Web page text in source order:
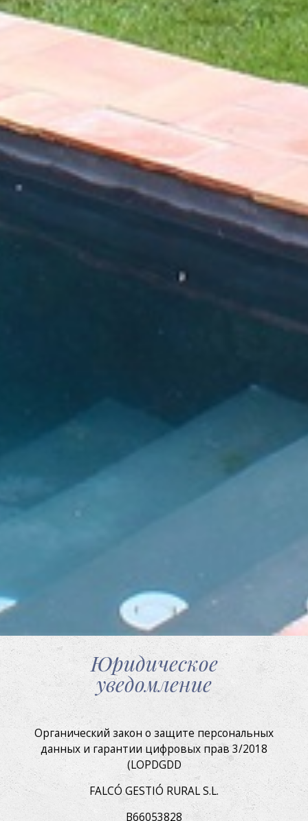
Масия
Номера
Контакты
Юридическое
уведомление
Органический закон о защите персональных
данных и гарантии цифровых прав 3/2018
(LOPDGDD
FALCÓ GESTIÓ RURAL S.L.
B66053828